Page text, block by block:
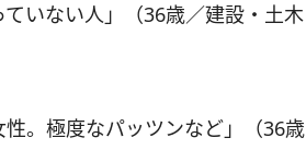
いない人」（36歳／建設・土木
。極度なパッツンなど」（36歳